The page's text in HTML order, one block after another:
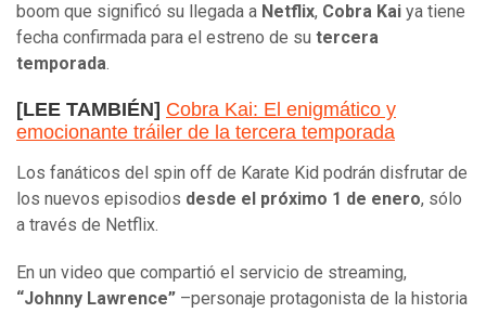
boom que significó su llegada a Netflix, Cobra Kai ya tiene
fecha confirmada para el estreno de su tercera
temporada.
[LEE TAMBIÉN] Cobra Kai: El enigmático y
emocionante tráiler de la tercera temporada
Los fanáticos del spin off de Karate Kid podrán disfrutar de
los nuevos episodios desde el próximo 1 de enero, sólo
a través de Netflix.
En un video que compartió el servicio de streaming,
“Johnny Lawrence” –personaje protagonista de la historia